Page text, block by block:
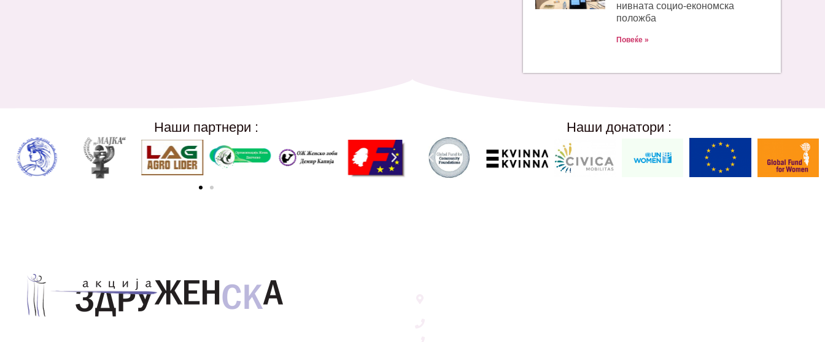
нивната социо-економска
положба
Повеќе »
Наши партнери : Наши донатори :